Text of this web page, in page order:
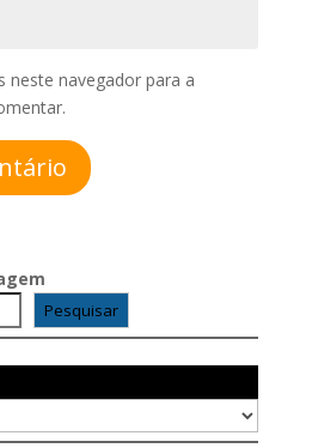
neste navegador para a
Pesquisar